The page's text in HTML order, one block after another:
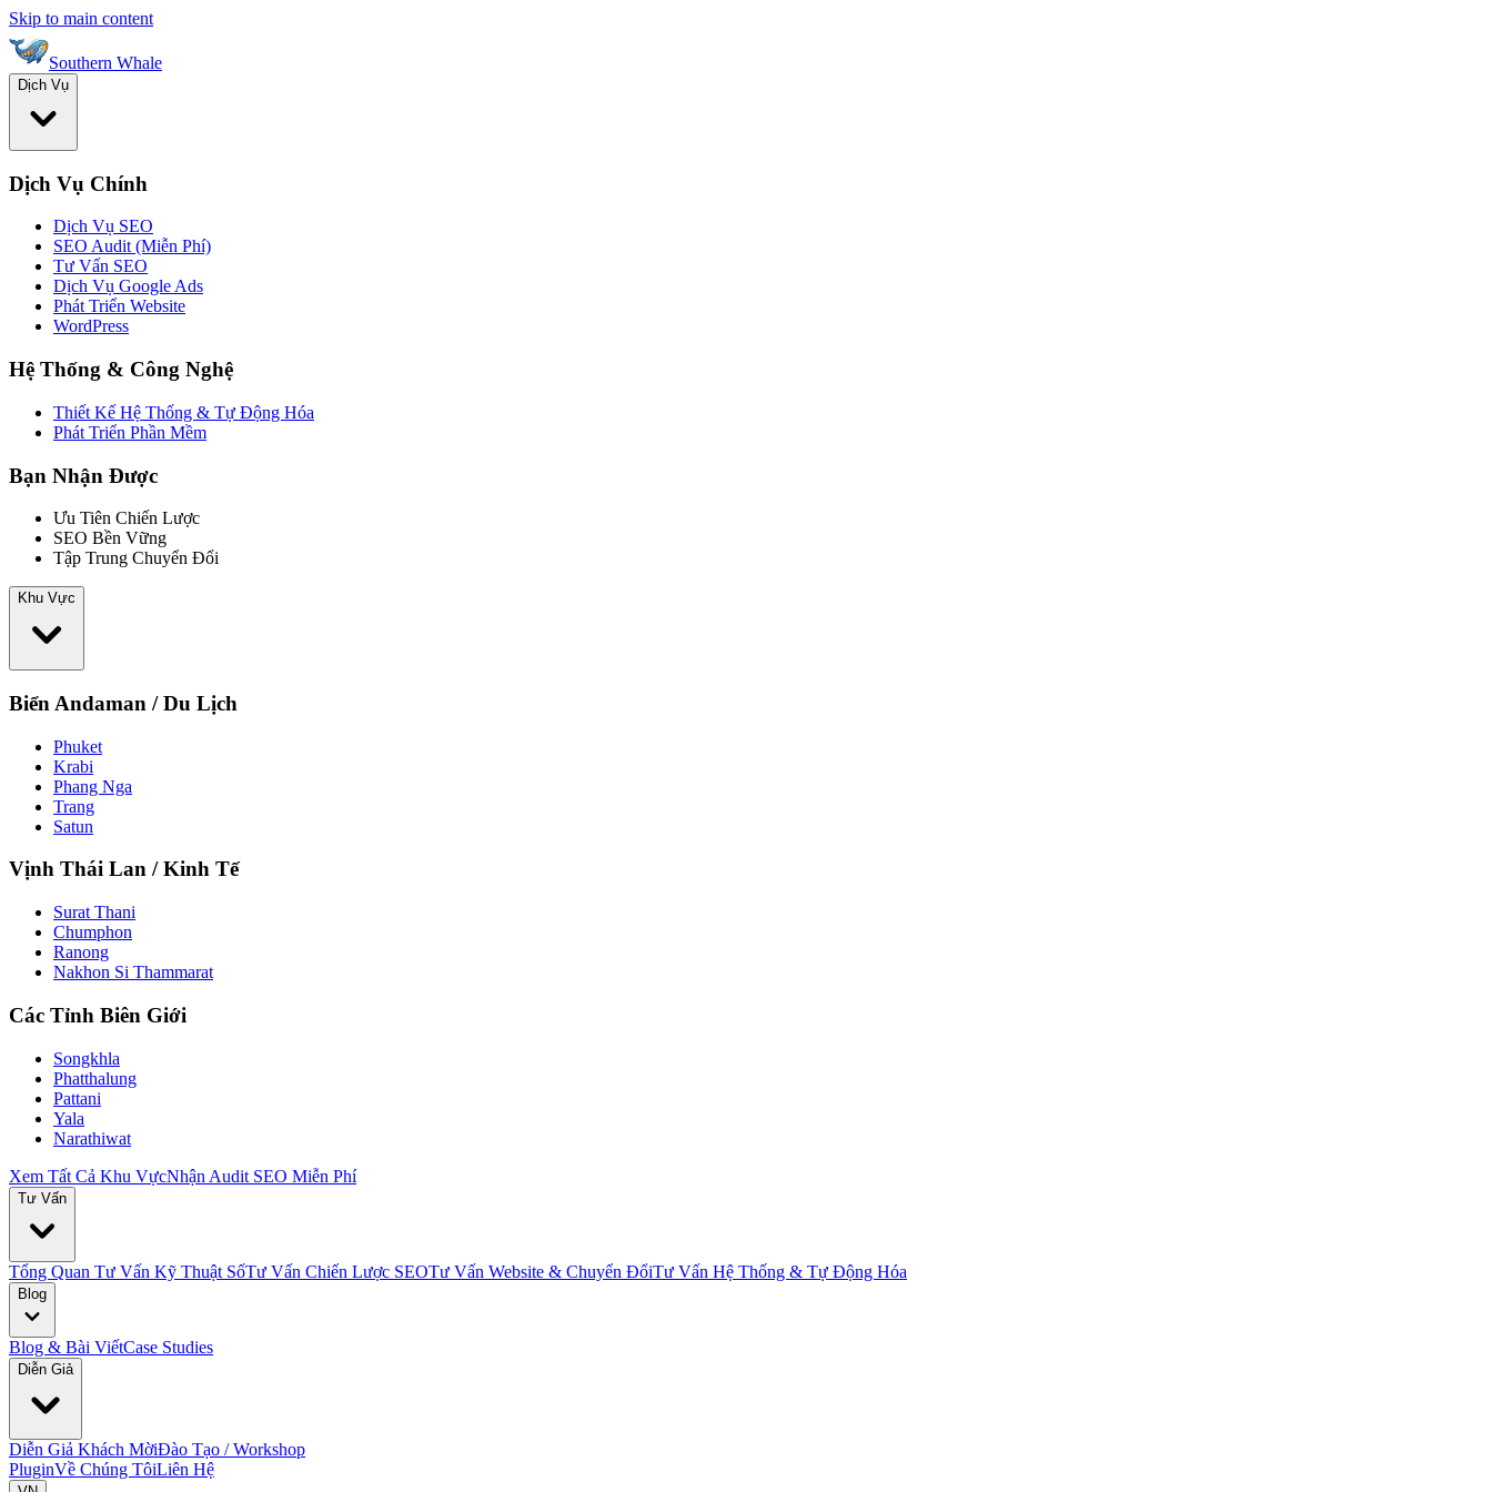
Skip to main content
Southern Whale
Dịch Vụ
Dịch Vụ Chính
Dịch Vụ SEO
SEO Audit (Miễn Phí)
Tư Vấn SEO
Dịch Vụ Google Ads
Phát Triển Website
WordPress
Hệ Thống & Công Nghệ
Thiết Kế Hệ Thống & Tự Động Hóa
Phát Triển Phần Mềm
Bạn Nhận Được
Ưu Tiên Chiến Lược
SEO Bền Vững
Tập Trung Chuyển Đổi
Khu Vực
Biển Andaman / Du Lịch
Phuket
Krabi
Phang Nga
Trang
Satun
Vịnh Thái Lan / Kinh Tế
Surat Thani
Chumphon
Ranong
Nakhon Si Thammarat
Các Tỉnh Biên Giới
Songkhla
Phatthalung
Pattani
Yala
Narathiwat
Xem Tất Cả Khu VựcNhận Audit SEO Miễn Phí
Tư Vấn
Tổng Quan Tư Vấn Kỹ Thuật SốTư Vấn Chiến Lược SEOTư Vấn Website & Chuyển ĐổiTư Vấn Hệ Thống & Tự Động Hóa
Blog
Blog & Bài ViếtCase Studies
Diễn Giả
Diễn Giả Khách MờiĐào Tạo / Workshop
PluginVề Chúng TôiLiên Hệ